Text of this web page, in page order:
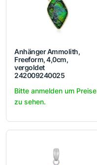
Anhänger Ammolith,
Freeform, 4,0cm,
vergoldet
242009240025
Bitte anmelden um Preise
zu sehen.